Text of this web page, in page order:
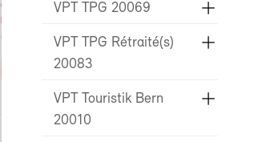
VPT TPG 20069
VPT TPG Rétraité(s)
20083
VPT Touristik Bern
20010